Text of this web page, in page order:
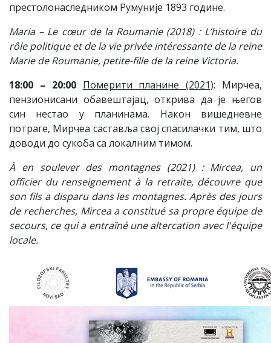
престолонаследником Румуније 1893 године.
Maria – Le cœur de la Roumanie (2018) : L’histoire du
rôle politique et de la vie privée intéressante de la reine
Marie de Roumanie, petite-fille de la reine Victoria.
18:00 – 20:00 Померити планине (2021): Мирчеа,
пензионисани обавештајац, открива да је његов
син нестао у планинама. Након вишедневне
потраге, Мирчеа саставља свој спасилачки тим, што
доводи до сукоба са локалним тимом.
À en soulever des montagnes (2021) : Mircea, un
officier du renseignement à la retraite, découvre que
son fils a disparu dans les montagnes. Après des jours
de recherches, Mircea a constitué sa propre équipe de
secours, ce qui a entraîné une altercation avec l'équipe
locale.